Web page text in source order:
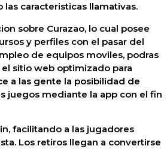
caracteristicas llamativas.
sobre Curazao, lo cual posee
y perfiles con el pasar del
de equipos moviles, podras
sitio web optimizado para
a las gente la posibilidad de
juegos mediante la app con el fin
facilitando a las jugadores
Los retiros llegan a convertirse